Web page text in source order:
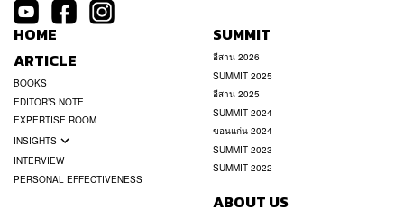
HOME
ARTICLE
BOOKS
EDITOR’S NOTE
EXPERTISE ROOM
INSIGHTS
INTERVIEW
PERSONAL EFFECTIVENESS
SUMMIT
อีสาน 2026
SUMMIT 2025
อีสาน 2025
SUMMIT 2024
ขอนแก่น 2024
SUMMIT 2023
SUMMIT 2022
ABOUT US